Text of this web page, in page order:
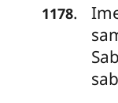
1178.